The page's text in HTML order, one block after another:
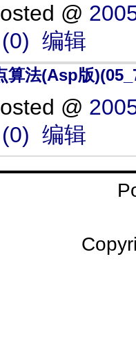
@
编辑
算法(Asp版
@
编辑